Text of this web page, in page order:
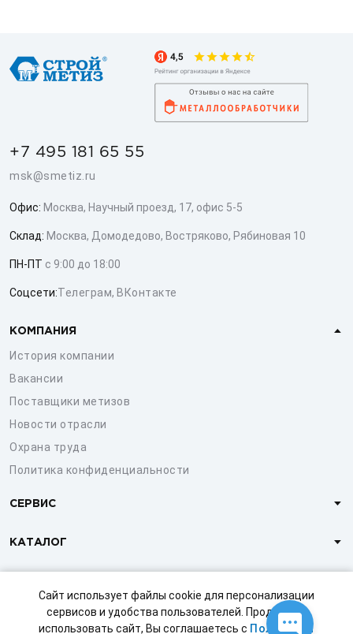
Сайт использует файлы cookie для персонализации
сервисов и удобства пользователей. Продолжая
использовать сайт, Вы соглашаетесь с Политикой
+7 495 181 65 55
msk@smetiz.ru
Офис: Москва, Научный проезд, 17, офис 5-5
Склад: Москва, Домодедово, Востряково, Рябиновая 10
ПН-ПТ с 9:00 до 18:00
Соцсети:Телеграм, ВКонтакте
КОМПАНИЯ
История компании
Вакансии
Поставщики метизов
Новости отрасли
Охрана труда
Политика конфиденциальности
СЕРВИС
КАТАЛОГ